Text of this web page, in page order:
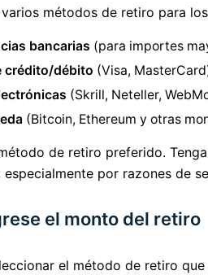
métodos de retiro para
bancarias (para importes
crédito/débito (Visa,
(Skrill, Neteller,
(Bitcoin, Ethereum y otras
de retiro preferido.
especialmente por razones de
el monto del retiro
el método de retiro